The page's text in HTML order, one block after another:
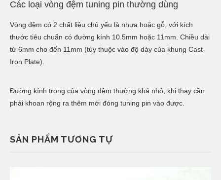
Các loại vòng đệm tuning pin thường dùng
Vòng đệm có 2 chất liệu chủ yếu là nhựa hoặc gỗ, với kích
thước tiêu chuẩn có đường kính 10.5mm hoặc 11mm. Chiều dài
từ 6mm cho đến 11mm (tùy thuộc vào độ dày của khung Cast-
Iron Plate).
Đường kính trong của vòng đệm thường khá nhỏ, khi thay cần
phải khoan rộng ra thêm mới đóng tuning pin vào được.
SẢN PHẨM TƯƠNG TỰ